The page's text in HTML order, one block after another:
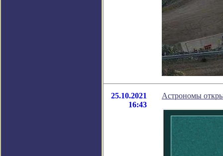
25.10.2021
16:43
Астрономы